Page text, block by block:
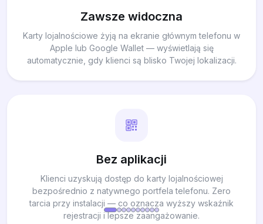
Zawsze widoczna
Karty lojalnościowe żyją na ekranie głównym telefonu w
Apple lub Google Wallet — wyświetlają się
automatycznie, gdy klienci są blisko Twojej lokalizacji.
Bez aplikacji
Klienci uzyskują dostęp do karty lojalnościowej
bezpośrednio z natywnego portfela telefonu. Zero
tarcia przy instalacji — co oznacza wyższy wskaźnik
rejestracji i lepsze zaangażowanie.